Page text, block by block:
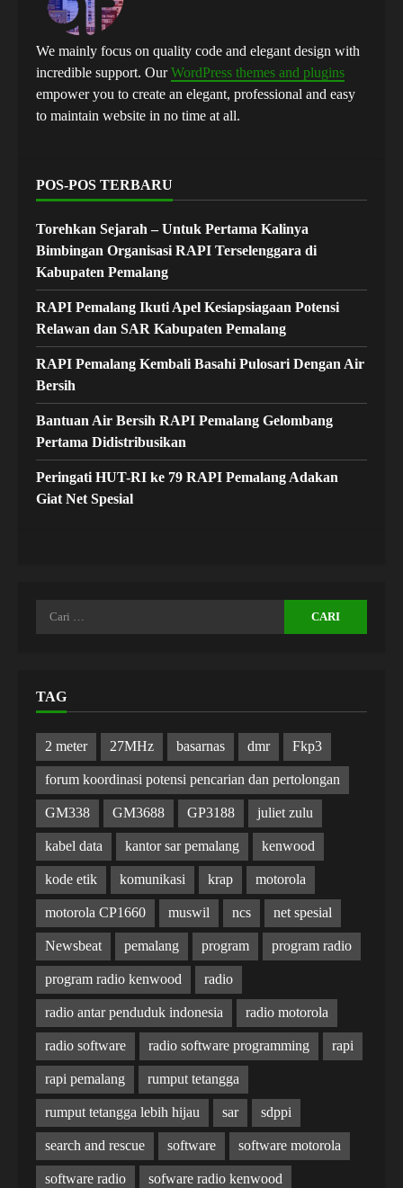
We mainly focus on quality code and elegant design with
incredible support. OurWordPress themes and plugins
empower you to create an elegant, professional and easy
to maintain website in no time at all.
POS-POS TERBARU
Torehkan Sejarah – Untuk Pertama Kalinya
Bimbingan Organisasi RAPI Terselenggara di
Kabupaten Pemalang
RAPI Pemalang Ikuti Apel Kesiapsiagaan Potensi
Relawan dan SAR Kabupaten Pemalang
RAPI Pemalang Kembali Basahi Pulosari Dengan Air
Bersih
Bantuan Air Bersih RAPI Pemalang Gelombang
Pertama Didistribusikan
Peringati HUT-RI ke 79 RAPI Pemalang Adakan
Giat Net Spesial
Cari
TAG
2 meter 27MHz basarnas dmr Fkp3
forum koordinasi potensi pencarian dan pertolongan
GM338 GM3688 GP3188 juliet zulu
kabel data kantor sar pemalang kenwood
kode etik komunikasi krap motorola
motorola CP1660 muswil ncs net spesial
Newsbeat pemalang program program radio
program radio kenwood radio
radio antar penduduk indonesia radio motorola
radio software radio software programming rapi
rapi pemalang rumput tetangga
rumput tetangga lebih hijau sar sdppi
search and rescue software software motorola
software radio sofware radio kenwood